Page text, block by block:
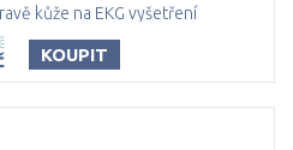
kůže na EKG vyšetření
KOUPIT